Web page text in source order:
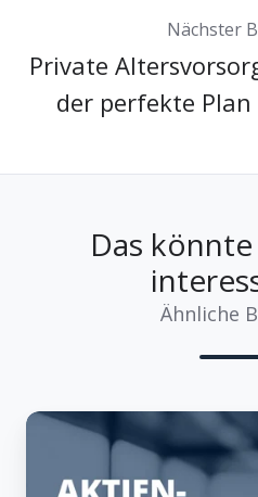
Nächster
Private
der perfekte
Das
Ähnliche
Lehren